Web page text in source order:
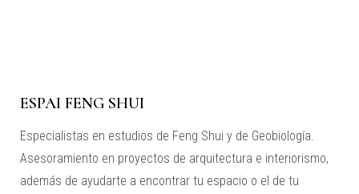
ESPAI FENG SHUI
Especialistas en estudios de Feng Shui y de Geobiología.
Asesoramiento en proyectos de arquitectura e interiorismo,
además de ayudarte a encontrar tu espacio o el de tu